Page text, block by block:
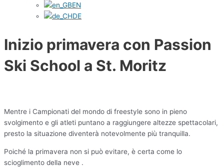
EN
DE
Inizio primavera con Passion
Ski School a St. Moritz
Mentre i Campionati del mondo di freestyle sono in pieno
svolgimento e gli atleti puntano a raggiungere altezze spettacolari,
presto la situazione diventerà notevolmente più tranquilla.
Poiché la primavera non si può evitare, è certa come lo
scioglimento della neve .